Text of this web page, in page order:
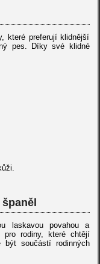
které preferují klidnější
pes. Díky své klidné
laskavou povahou a
rodiny, které chtějí
být součástí rodinných